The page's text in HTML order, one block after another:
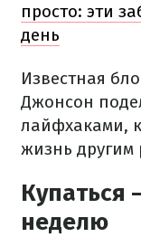
просто: эти
день
Известная
Джонсон
лайфхаками,
жизнь другим
Купаться
неделю